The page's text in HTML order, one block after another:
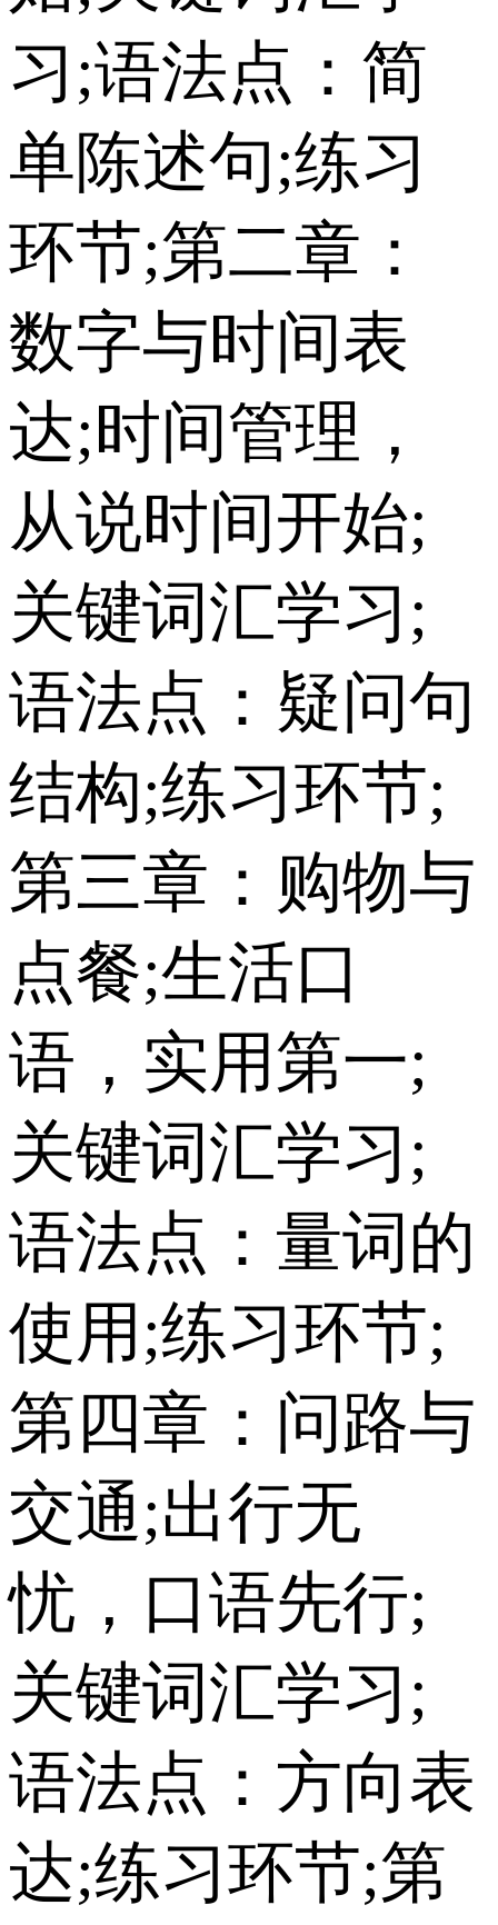
习;语法点：简
单陈述句;练习
环节;第二章：
数字与时间表
达;时间管理，
从说时间开始;
关键词汇学习;
语法点：疑问句
结构;练习环节;
第三章：购物与
点餐;生活口
语，实用第一;
关键词汇学习;
语法点：量词的
使用;练习环节;
第四章：问路与
交通;出行无
忧，口语先行;
关键词汇学习;
语法点：方向表
达;练习环节;第